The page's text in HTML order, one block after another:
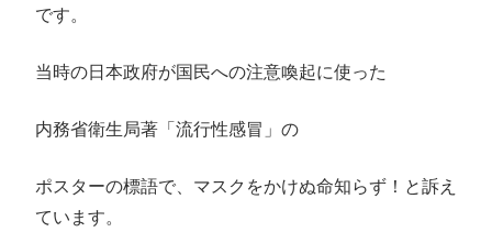
です。
当時の日本政府が国民への注意喚起に使った
内務省衛生局著「流行性感冒」の
ポスターの標語で、マスクをかけぬ命知らず！と訴え
ています。